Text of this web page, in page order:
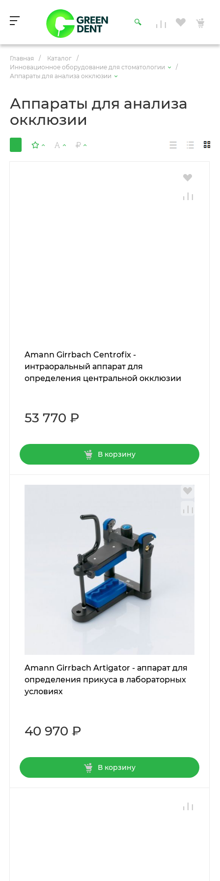
Главная / Каталог
/
Инновационное оборудование для стоматологии
/
Аппараты для анализа окклюзии
Аппараты для анализа
окклюзии
Amann Girrbach Centrofix -
интраоральный аппарат для
определения центральной окклюзии
53 770 ₽
В корзину
Amann Girrbach Artigator - аппарат для
определения прикуса в лабораторных
условиях
40 970 ₽
В корзину